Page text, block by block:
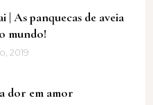
| As panquecas de aveia
mundo!
2019
dor em amor